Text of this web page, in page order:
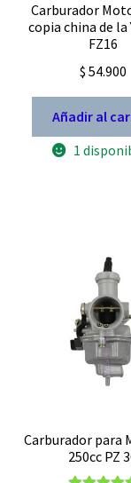
Carburador
copia china de la
FZ16
$ 54.900
Añadir al
1
Carburador para
250cc PZ